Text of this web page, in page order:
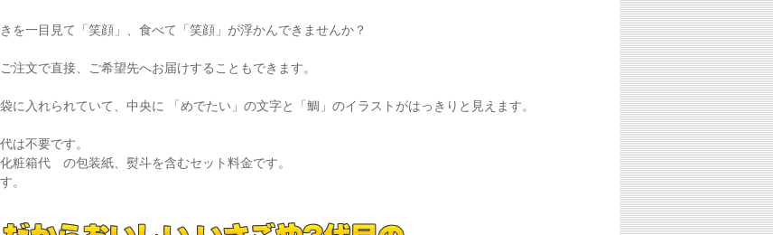
を一目見て「笑顔」、食べて「笑顔」が浮かんできませんか？
注文で直接、ご希望先へお届けすることもできます。
に入れられていて、中央に 「めでたい」の文字と「鯛」のイラストがはっきりと見えます。
は不要です。
箱代 の包装紙、熨斗を含むセット料金です。
。